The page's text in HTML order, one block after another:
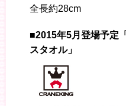
全長約28cm
■2015年5月登場予定
スタオル」